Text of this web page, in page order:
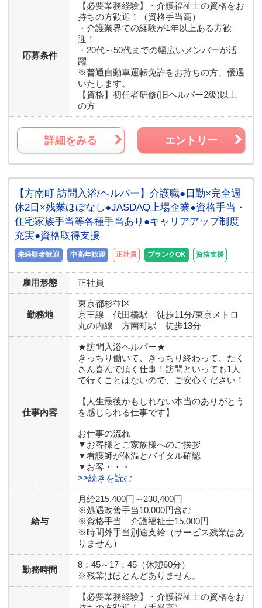
応募条件
【必要業務経験】
・介護福祉士の資格をお
持ちの方歓迎！（資格手当高）
・介護業界での経験が1年以上ある方歓
迎！
・20代～50代までの幅広いメンバーが活
躍
※普通自動車運転免許をお持ちの方、優遇
いたします。
【資格】 初任者研修(旧ヘルパー2級)以上
の方
詳細をみる エントリー
【方南町 訪問入浴/ヘルパー】介護職●日勤×完全週
休2日×残業ほぼなし●JASDAQ上場企業●資格手当・
住宅家族手当等各種手当あり●キャリアアップ制度
充実●資格取得支援
未経験者歓迎 中高年歓迎 正社員 ブランクOK 資格支援
雇用形態 正社員
勤務地
東京都杉並区
京王線 代田橋駅 徒歩11分/東京メトロ
丸の内線 方南町駅 徒歩13分
仕事内容
★訪問入浴ヘルパー★
きっちり働いて、きっちり終わって、たく
さん喜んで頂く仕事！訪問といっても1人
で行くことはないので、ご安心ください！
【人生最後かもしれない本当のありがとう
を感じられる仕事です】
お仕事の流れ
▼お客様とご家族様へのご挨拶
▼看護師が体温とバイタル確認
▼お客・・・
>>続きを読む
給与
月給215,400円～230,400円
※処遇改善手当10,000円含む
※資格手当 介護福祉士15,000円
※時間外手当別途支給（サービス残業はあ
りません）
勤務時間
8：45～17：45（休憩60分）
※残業はほとんどありません。
【必要業務経験】
・介護福祉士の資格をお